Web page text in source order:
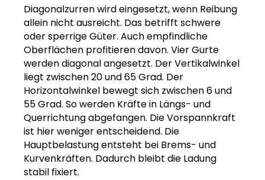
Diagonalzurren wird eingesetzt, wenn Reibung
allein nicht ausreicht. Das betrifft schwere
oder sperrige Güter. Auch empfindliche
Oberflächen profitieren davon. Vier Gurte
werden diagonal angesetzt. Der Vertikalwinkel
liegt zwischen 20 und 65 Grad. Der
Horizontalwinkel bewegt sich zwischen 6 und
55 Grad. So werden Kräfte in Längs- und
Querrichtung abgefangen. Die Vorspannkraft
ist hier weniger entscheidend. Die
Hauptbelastung entsteht bei Brems- und
Kurvenkräften. Dadurch bleibt die Ladung
stabil fixiert.